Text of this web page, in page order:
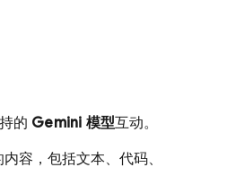
的 Gemini 模型互动。
容，包括文本、代码、